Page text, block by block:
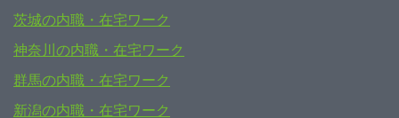
茨城の内職・在宅ワーク
神奈川の内職・在宅ワーク
群馬の内職・在宅ワーク
新潟の内職・在宅ワーク